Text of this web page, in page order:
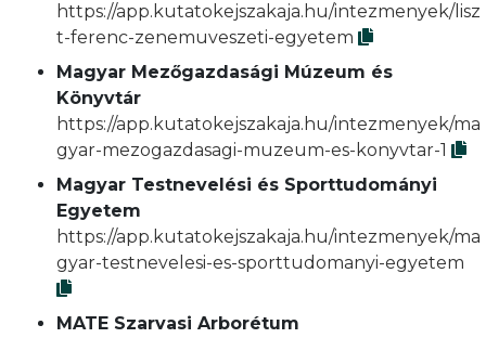
https://app.kutatokejszakaja.hu/intezmenyek/lisz
t-ferenc-zenemuveszeti-egyetem
Magyar Mezőgazdasági Múzeum és
Könyvtár
https://app.kutatokejszakaja.hu/intezmenyek/ma
gyar-mezogazdasagi-muzeum-es-konyvtar-1
Magyar Testnevelési és Sporttudományi
Egyetem
https://app.kutatokejszakaja.hu/intezmenyek/ma
gyar-testnevelesi-es-sporttudomanyi-egyetem
MATE Szarvasi Arborétum